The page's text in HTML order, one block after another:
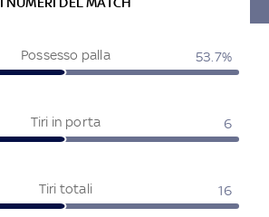
Possesso palla 53.7%
Tiri in porta 6
Tiri totali 16